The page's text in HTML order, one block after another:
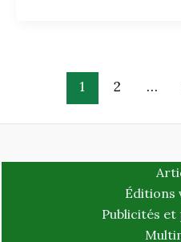
1 2 …
Éditions
Publicités